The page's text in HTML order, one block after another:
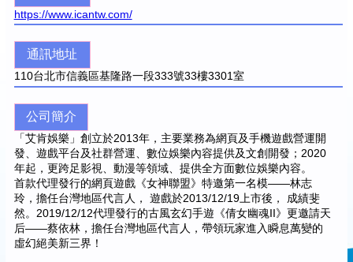
https://www.icantw.com/
通訊地址
110台北市信義區基隆路一段333號33樓3301室
公司簡介
「艾肯娛樂」創立於2013年，主要業務為網頁及手機遊戲營運開
發、遊戲平台及社群營運、數位娛樂內容提供及文創開發；2020
年起，更跨足影視、動漫等領域、提供全方面數位娛樂內容。
首款代理發行的網頁遊戲《女神聯盟》特邀第一名模——林志
玲，擔任台灣地區代言人， 遊戲於2013/12/19上市後， 成績斐
然。2019/12/12代理發行的古風玄幻手遊《倩女幽魂II》更邀請天
后——蔡依林，擔任台灣地區代言人，帶領玩家進入瞬息萬變的
虛幻絕美新三界！